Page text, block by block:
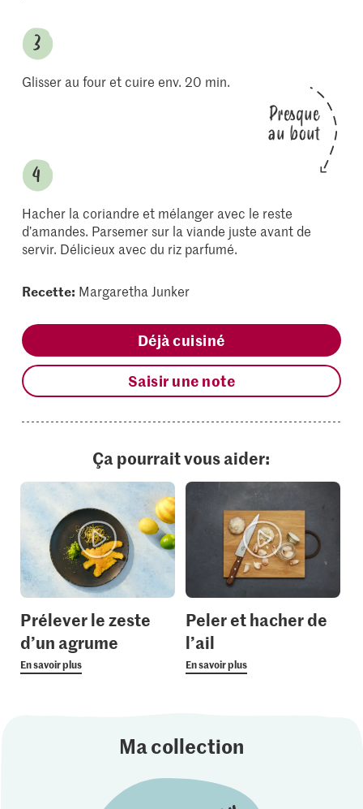
Glisser au four et cuire env. 20 min.
Presque
au bout
Hacher la coriandre et mélanger avec le reste
d’amandes. Parsemer sur la viande juste avant de
servir. Délicieux avec du riz parfumé.
Recette: Margaretha Junker
Déjà cuisiné
Saisir une note
Ça pourrait vous aider:
Prélever le zeste
d’un agrume
En savoir plus
Peler et hacher de
l’ail
En savoir plus
Ma collection